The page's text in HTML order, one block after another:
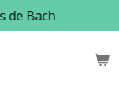
de Bach